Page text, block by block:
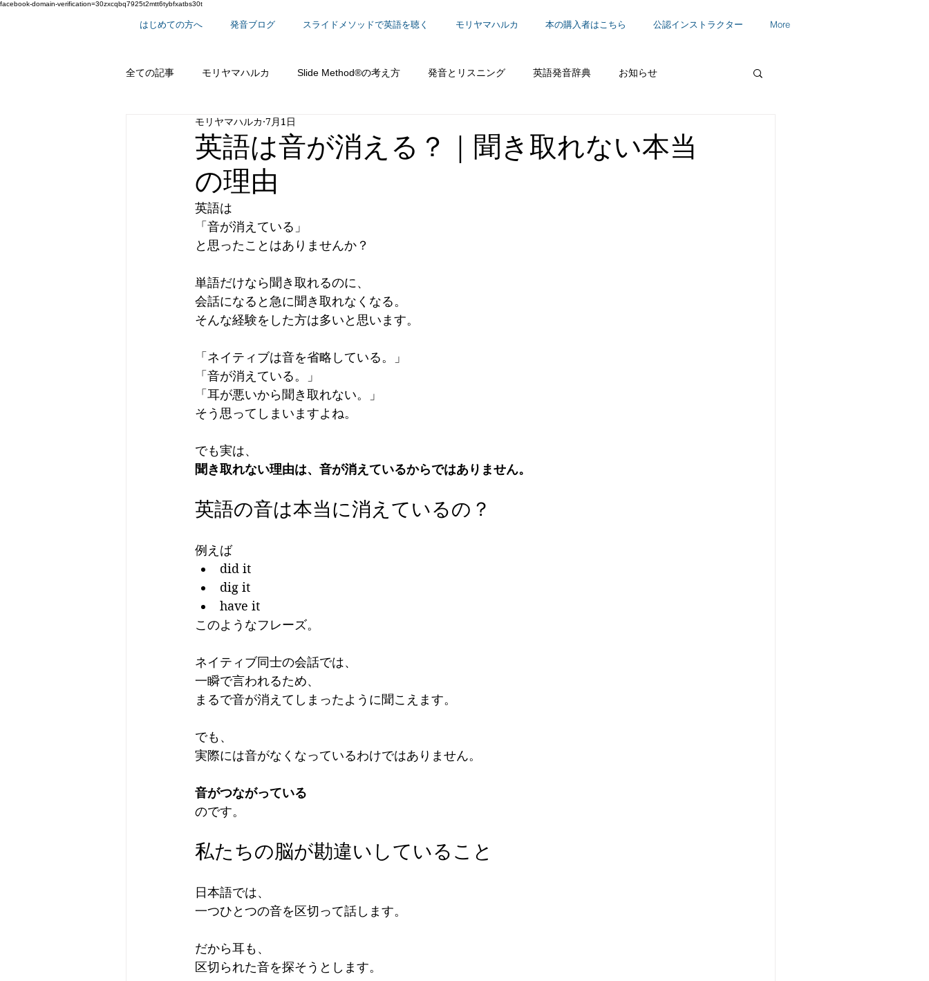
facebook-domain-verification=30zxcqbq7925t2mtt6tybfxatbs30t
はじめての方へ 発音ブログ スライドメソッドで英語を聴く モリヤマハルカ 本の購入者はこちら 公認インストラクター More
全ての記事 モリヤマハルカ Slide Method®の考え方 発音とリスニング 英語発音辞典 お知らせ
スーパー単語シリーズ 英語で働く
英語は音が消える？｜聞き取れない本当
の理由
モリヤマハルカ 7月1日
英語は
「音が消えている」
と思ったことはありませんか？
単語だけなら聞き取れるのに、
会話になると急に聞き取れなくなる。
そんな経験をした方は多いと思います。
「ネイティブは音を省略している。」
「音が消えている。」
「耳が悪いから聞き取れない。」
そう思ってしまいますよね。
でも実は、
聞き取れない理由は、音が消えているからではありません。
英語の音は本当に消えているの？
例えば
did it
dig it
have it
このようなフレーズ。
ネイティブ同士の会話では、
一瞬で言われるため、
まるで音が消えてしまったように聞こえます。
でも、
実際には音がなくなっているわけではありません。
音がつながっている
のです。
私たちの脳が勘違いしていること
日本語では、
一つひとつの音を区切って話します。
だから耳も、
区切られた音を探そうとします。